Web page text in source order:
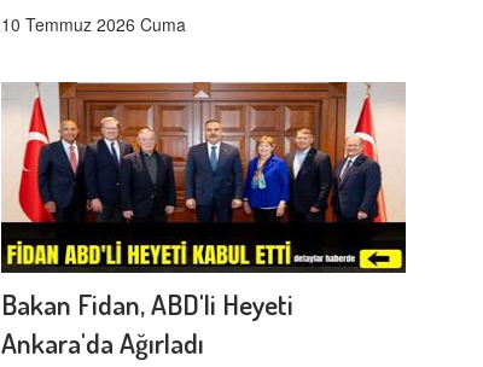
10 Temmuz 2026 Cuma
Bakan Fidan, ABD'li Heyeti
Ankara'da Ağırladı